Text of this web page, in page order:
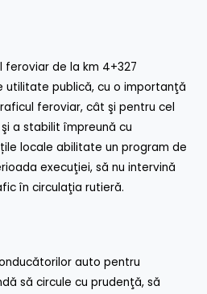
de la km 4+327
utilitate publică, cu o importanţă
feroviar, cât şi pentru cel
şi a stabilit împreună cu
locale abilitate un program de
execuţiei, să nu intervină
în circulaţia rutieră.
auto pentru
să circule cu prudenţă, să